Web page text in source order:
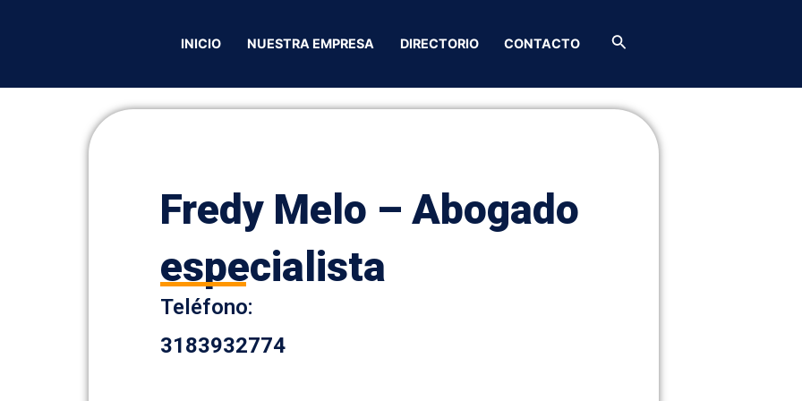
INICIO NUESTRA EMPRESA DIRECTORIO CONTACTO Buscar
Melo – Abogado especialista
Fredy Melo – Abogado
especialista
Teléfono:
3183932774